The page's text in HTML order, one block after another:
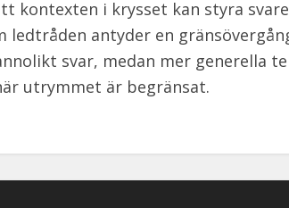
kontexten i krysset kan styra
ledtråden antyder en
svar, medan mer generella
utrymmet är begränsat.